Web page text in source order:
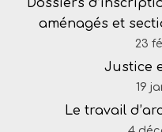
Dossiers
aménagés et
23
Justice
19
Le travail